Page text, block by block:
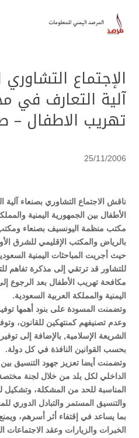
الإجتماع
آلية التعارف في
تهريب الاطفال –
25/11/2006
ناقش الاجتماع التشاوري بصنعاء
الأطفال بين الجمهورية اليمنية
مكتب منظمة اليونسيف بصنعاء ومكتب
بالرياض والمكتب الإقليمي للشرق
حيث أجريت المباحثات اليمنية
للتشاور قد ترتقي إلى مذكرة تفاهم
مكافحة تهريب الأطفال بعد الرجوع
اليمنية والمملكة العربية السعودية.
وتضمنت المسودة على بنود أهمها
وعدم تصنيفهم كمنتهكين للقانون،
الشريعة الإسلامية, بالإضافة إلى
بحسب القوانين النافذة في كل دولة.
وتضمنت أيضا تعزيز جهود التنسيق
الداخلي لكل بلد من خلال لجنة مختصة
المناسبة للحد من المشكلة، وتشكيل
والتنسيق المستمر والتبادل الدوري
بما يساعد في إقتفاء أثر أسرهم،
الخبرات والزيارات وعقد